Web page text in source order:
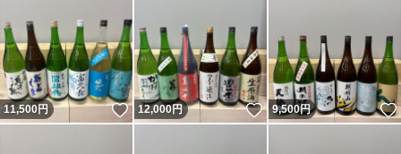
11,500円 いいね！
12,000円 いいね！
9,500円